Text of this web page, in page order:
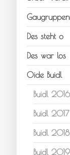
Des steht o
Des war los
Oide Buidl
Buidl 2016
Buidl 2017
Buidl 2018
Buidl 2019